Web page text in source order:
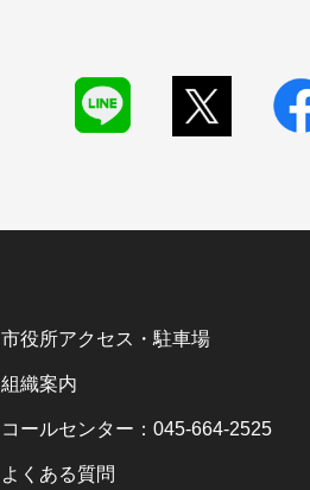
市役所アクセス・駐車場
組織案内
コールセンター：045-664-2525
よくある質問